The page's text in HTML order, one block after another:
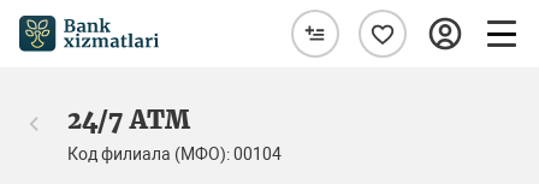
24/7 ATM
Код филиала (МФО): 00104